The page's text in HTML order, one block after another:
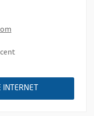
, OUVRE UNE